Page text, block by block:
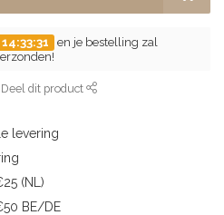
14:33:31
en je bestelling zal
Deel dit product
levering
(NL)
BE/DE